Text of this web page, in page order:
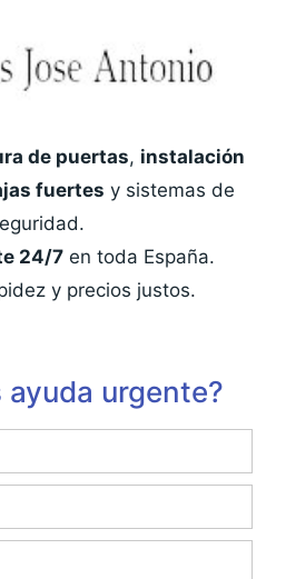
de puertas, instalación
fuertes y sistemas de
24/7en toda España.
y precios justos.
ayuda urgente?